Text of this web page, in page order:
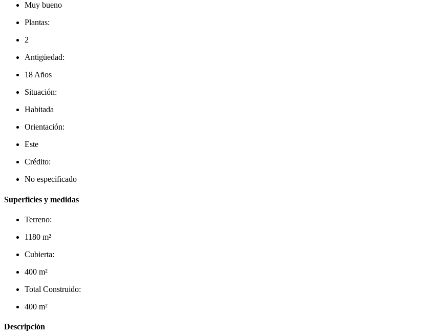
Muy bueno
Plantas:
2
Antigüedad:
18 Años
Situación:
Habitada
Orientación:
Este
Crédito:
No especificado
Superficies y medidas
Terreno:
1180 m²
Cubierta:
400 m²
Total Construido:
400 m²
Descripción